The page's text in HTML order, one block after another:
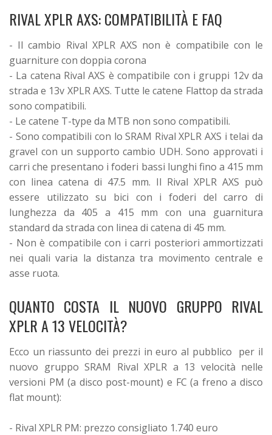
RIVAL XPLR AXS: COMPATIBILITÀ E FAQ
- Il cambio Rival XPLR AXS non è compatibile con le
guarniture con doppia corona
- La catena Rival AXS è compatibile con i gruppi 12v da
strada e 13v XPLR AXS. Tutte le catene Flattop da strada
sono compatibili.
- Le catene T-type da MTB non sono compatibili.
- Sono compatibili con lo SRAM Rival XPLR AXS i telai da
gravel con un supporto cambio UDH. Sono approvati i
carri che presentano i foderi bassi lunghi fino a 415 mm
con linea catena di 47.5 mm. Il Rival XPLR AXS può
essere utilizzato su bici con i foderi del carro di
lunghezza da 405 a 415 mm con una guarnitura
standard da strada con linea di catena di 45 mm.
- Non è compatibile con i carri posteriori ammortizzati
nei quali varia la distanza tra movimento centrale e
asse ruota.
QUANTO COSTA IL NUOVO GRUPPO RIVAL
XPLR A 13 VELOCITÀ?
Ecco un riassunto dei prezzi in euro al pubblico per il
nuovo gruppo SRAM Rival XPLR a 13 velocità nelle
versioni PM (a disco post-mount) e FC (a freno a disco
flat mount):
- Rival XPLR PM: prezzo consigliato 1.740 euro